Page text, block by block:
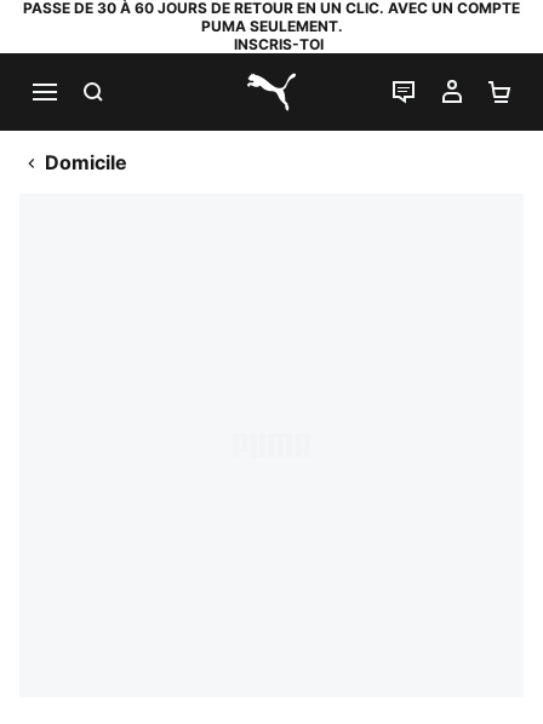
PASSE DE 30 À 60 JOURS DE RETOUR EN UN CLIC. AVEC UN COMPTE
PUMA SEULEMENT.
INSCRIS-TOI
PUMA.com
LIVE CHAT
MON
Domicile